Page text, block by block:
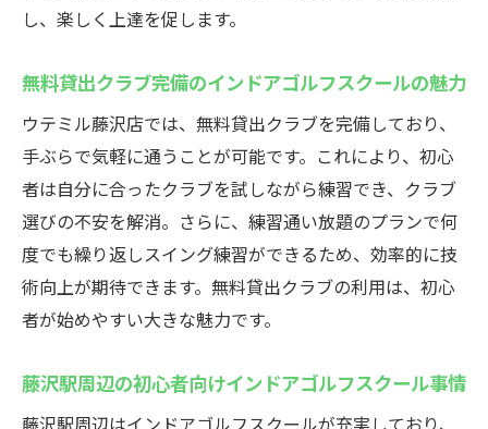
藤沢駅近くのインドアゴルフスクールは荷
初心者も通いやすい手ぶらOKなインドアゴ
ルフスクール
急な練習もOKなインドアゴルフスクールの
設備とは
インドアゴルフスクールなら仕事帰りでも
気軽に参加可能
藤沢駅周辺で手ぶら練習できるインドアゴ
ルフスクール
ルウテミル
し、楽しく上達を促します。
無料貸出クラブ完備のインドアゴルフスクールの魅力
ウテミル藤沢店では、無料貸出クラブを完備しており、
手ぶらで気軽に通うことが可能です。これにより、初心
者は自分に合ったクラブを試しながら練習でき、クラブ
選びの不安を解消。さらに、練習通い放題のプランで何
度でも繰り返しスイング練習ができるため、効率的に技
術向上が期待できます。無料貸出クラブの利用は、初心
者が始めやすい大きな魅力です。
藤沢駅周辺の初心者向けインドアゴルフスクール事情
藤沢駅周辺はインドアゴルフスクールが充実しており、